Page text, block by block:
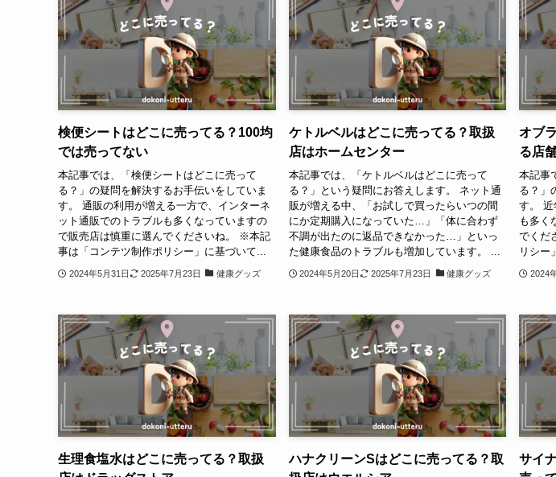
検便シートはどこに売ってる？100均
では売ってない
本記事では、「検便シートはどこに売って
る？」の疑問を解決するお手伝いをしていま
す。 通販の利用が増える一方で、インターネ
ット通販でのトラブルも多くなっていますの
で販売店は慎重に選んでくださいね。 ※本記
事は「コンテツ制作ポリシー」に基づいて...
2024年5月31日 2025年7月23日 健康グッズ
ケトルベルはどこに売ってる？取扱
店はホームセンター
本記事では、「ケトルベルはどこに売って
る？」という疑問にお答えします。 ネット通
販が増える中、「お試しで買ったらいつの間
にか定期購入になっていた…」「体に合わず
不調が出たのに返品できなかった…」といっ
た健康食品のトラブルも増加しています。 ...
2024年5月20日 2025年7月23日 健康グッズ
オブ
る店
本記事
る？」
す。
も多く
でくだ
リシー
2024
生理食塩水はどこに売ってる？取扱
ハナクリーンSはどこに売ってる？取
サイ